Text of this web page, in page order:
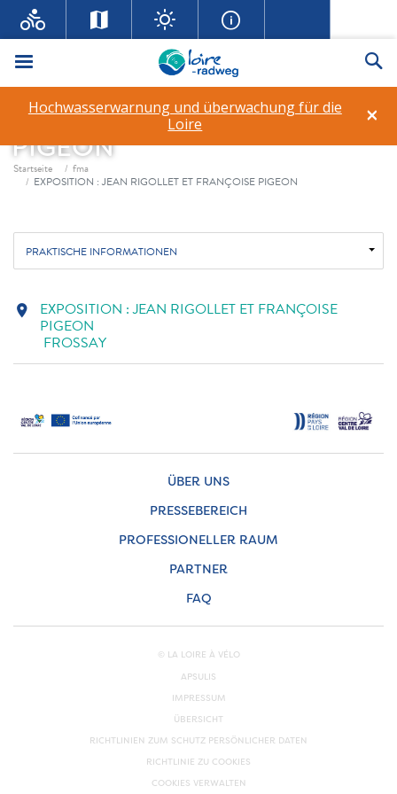
Menü
×
Hochwasserwarnung und überwachung für die
Loire
EXPOSITION : JEAN
RIGOLLET ET FRANÇOISE
PIGEON
Fil d'ariane
Startseite
fma
EXPOSITION : JEAN RIGOLLET ET FRANÇOISE PIGEON
PRAKTISCHE INFORMATIONEN
location_on EXPOSITION : JEAN RIGOLLET ET FRANÇOISE
PIGEON
FROSSAY
ÜBER UNS
PRESSEBEREICH
PROFESSIONELLER RAUM
PARTNER
FAQ
© LA LOIRE À VÉLO
APSULIS
IMPRESSUM
ÜBERSICHT
RICHTLINIEN ZUM SCHUTZ PERSÖNLICHER DATEN
RICHTLINIE ZU COOKIES
COOKIES VERWALTEN